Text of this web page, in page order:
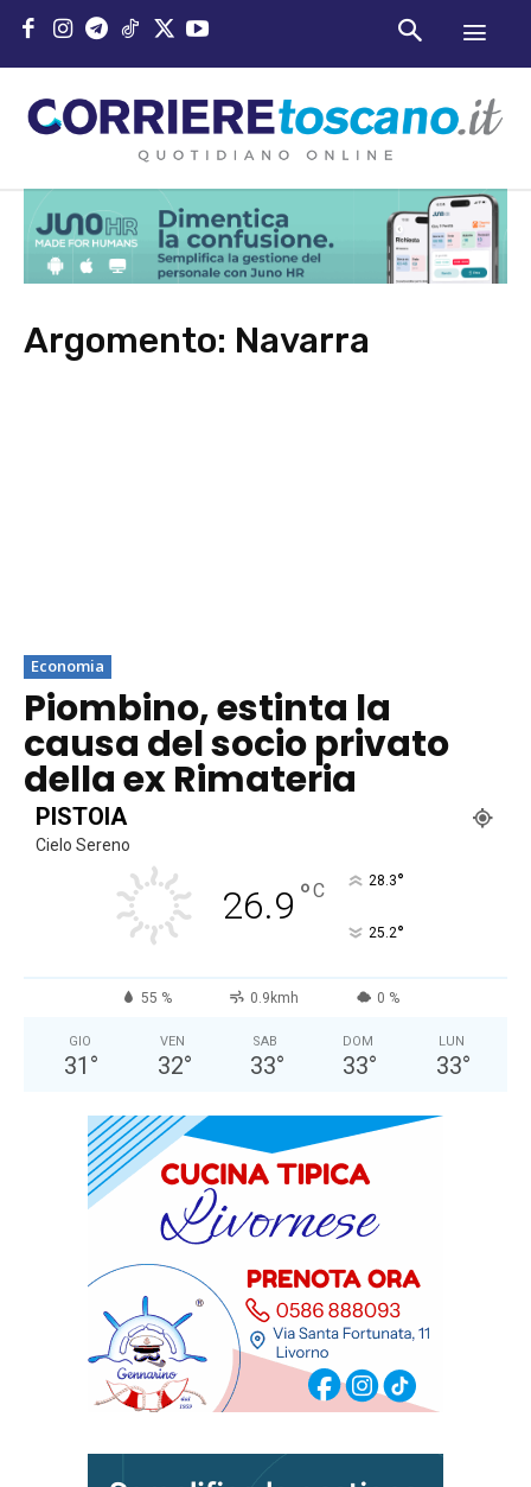
Argomento: Navarra
Economia
Piombino, estinta la
causa del socio privato
della ex Rimateria
PISTOIA
Cielo Sereno
26.9 °C 28.3°
25.2°
55 % 0.9kmh 0 %
GIO
31 °
VEN
32°
SAB
33°
DOM
33°
LUN
33°